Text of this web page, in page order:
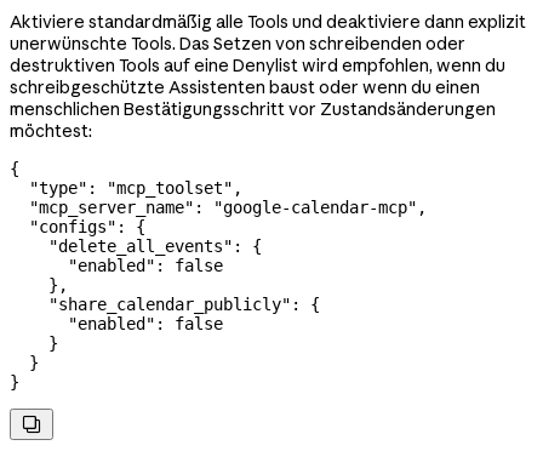
Aktiviere standardmäßig alle Tools und deaktiviere dann explizit
unerwünschte Tools. Das Setzen von schreibenden oder
destruktiven Tools auf eine Denylist wird empfohlen, wenn du
schreibgeschützte Assistenten baust oder wenn du einen
menschlichen Bestätigungsschritt vor Zustandsänderungen
möchtest:
{
  "type"
: "mcp_toolset" ,
  "mcp_server_name"
: "google-calendar-mcp" ,
  "configs"
: {
    "delete_all_events"
: {
      "enabled"
: false
    },
    "share_calendar_publicly"
: {
      "enabled"
: false
    }
  }
}
